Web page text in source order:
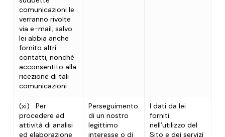
comunicazioni le
verranno rivolte
via e-mail, salvo
lei abbia anche
fornito altri
contatti, nonché
acconsentito alla
ricezione di tali
comunicazioni
(xi) Per
procedere ad
attività di analisi
ed elaborazione
Perseguimento
di un nostro
legittimo
interesse o di
I dati da lei
forniti
nell’utilizzo del
Sito e dei servizi